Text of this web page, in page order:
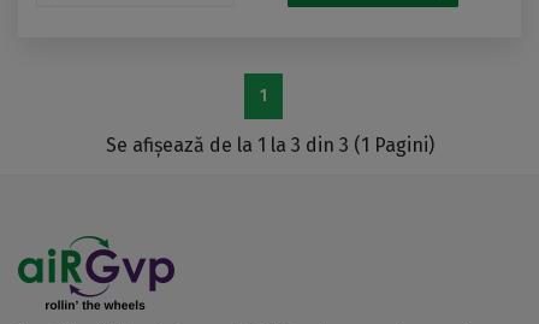
Se afișează de la 1 la 3 din 3 (1 Pagini)
1